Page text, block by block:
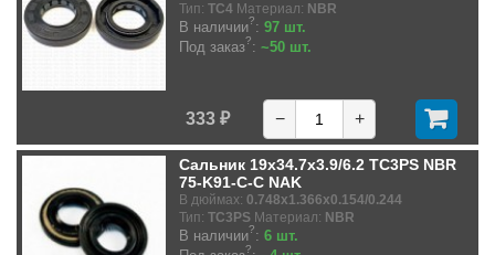
Тип: TC4 Материал: NBR
В наличии?: 97 шт.
Под заказ?: ~50 шт.
333 ₽ − +
Сальник 19x34.7x3.9/6.2 TC3PS NBR
75-K91-C-C NAK
В дюймах: 0.748x1.366x0.154/0.244
Тип: TC3PS Материал: NBR
В наличии?: 6 шт.
?